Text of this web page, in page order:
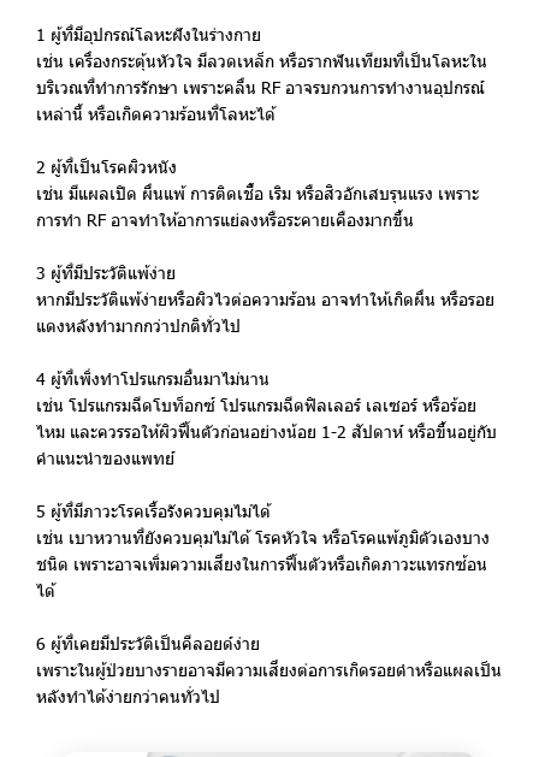
1 ผู้ที่มีอุปกรณ์โลหะฝังในร่างกาย
เช่น เครื่องกระตุ้นหัวใจ มีลวดเหล็ก หรือรากฟันเทียมที่เป็นโลหะใน
บริเวณที่ทำการรักษา เพราะคลื่น RF อาจรบกวนการทำงานอุปกรณ์
เหล่านี้ หรือเกิดความร้อนที่โลหะได้
2 ผู้ที่เป็นโรคผิวหนัง
เช่น มีแผลเปิด ผื่นแพ้ การติดเชื้อ เริม หรือสิวอักเสบรุนแรง เพราะ
การทำ RF อาจทำให้อาการแย่ลงหรือระคายเคืองมากขึ้น
3 ผู้ที่มีประวัติแพ้ง่าย
หากมีประวัติแพ้ง่ายหรือผิวไวต่อความร้อน อาจทำให้เกิดผื่น หรือรอย
แดงหลังทำมากกว่าปกติทั่วไป
4 ผู้ที่เพิ่งทำโปรแกรมอื่นมาไม่นาน
เช่น โปรแกรมฉีดโบท็อกซ์ โปรแกรมฉีดฟิลเลอร์ เลเซอร์ หรือร้อย
ไหม และควรรอให้ผิวฟื้นตัวก่อนอย่างน้อย 1-2 สัปดาห์ หรือขึ้นอยู่กับ
คำแนะนำของแพทย์
5 ผู้ที่มีภาวะโรคเรื้อรังควบคุมไม่ได้
เช่น เบาหวานที่ยังควบคุมไม่ได้ โรคหัวใจ หรือโรคแพ้ภูมิตัวเองบาง
ชนิด เพราะอาจเพิ่มความเสี่ยงในการฟื้นตัวหรือเกิดภาวะแทรกซ้อน
ได้
6 ผู้ที่เคยมีประวัติเป็นคีลอยด์ง่าย
เพราะในผู้ป่วยบางรายอาจมีความเสี่ยงต่อการเกิดรอยดำหรือแผลเป็น
หลังทำได้ง่ายกว่าคนทั่วไป